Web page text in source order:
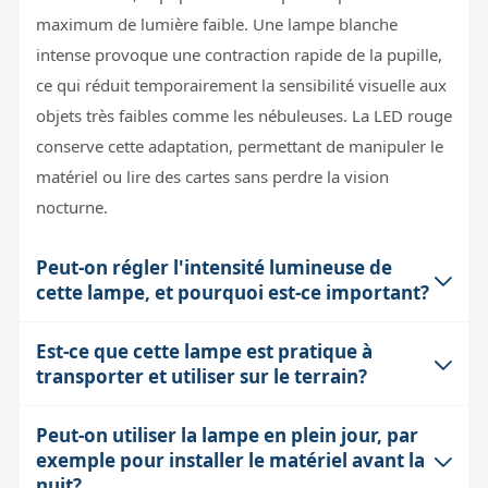
maximum de lumière faible. Une lampe blanche
intense provoque une contraction rapide de la pupille,
ce qui réduit temporairement la sensibilité visuelle aux
objets très faibles comme les nébuleuses. La LED rouge
conserve cette adaptation, permettant de manipuler le
matériel ou lire des cartes sans perdre la vision
nocturne.
Peut-on régler l'intensité lumineuse de
cette lampe, et pourquoi est-ce important?
Oui, la lampe Sky-Watcher est équipée d'un
potentiomètre qui permet d'ajuster l'intensité des LED
astronomique, une lumière trop forte, même rouge,
peut entraîner une gêne visuelle ou une perte
Est-ce que cette lampe est pratique à
transporter et utiliser sur le terrain?
La lampe est légère et fournie avec un cordon à placer
autour du cou, ce qui facilite son transport et son accès
Peut-on utiliser la lampe en plein jour, par
exemple pour installer le matériel avant la